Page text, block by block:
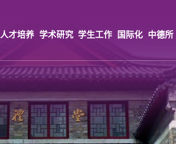
人才培养 学术研究 学生工作 国际化 中德所